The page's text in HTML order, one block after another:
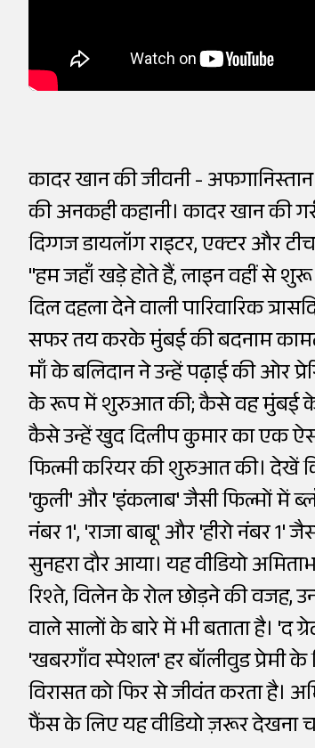
कादर खान की जीवनी -
की अनकही कहानी। कादर खान की
दिग्गज डायलॉग राइटर, एक्टर और
"हम जहाँ खड़े होते हैं, लाइन वहीं से
दिल दहला देने वाली पारिवारिक
सफर तय करके मुंबई की बदनाम
माँ के बलिदान ने उन्हें पढ़ाई की ओर
के रूप में शुरुआत की; कैसे वह मुंबई के
कैसे उन्हें खुद दिलीप कुमार का एक
फिल्मी करियर की शुरुआत की। देखें
'कुली' और 'इंकलाब' जैसी फिल्मों में
नंबर 1', 'राजा बाबू' और 'हीरो नंबर
सुनहरा दौर आया। यह वीडियो
रिश्ते, विलेन के रोल छोड़ने की
वाले सालों के बारे में भी बताता है। 'द
'खबरगाँव स्पेशल' हर बॉलीवुड प्रेमी
विरासत को फिर से जीवंत करता है।
फैंस के लिए यह वीडियो ज़रूर देखना